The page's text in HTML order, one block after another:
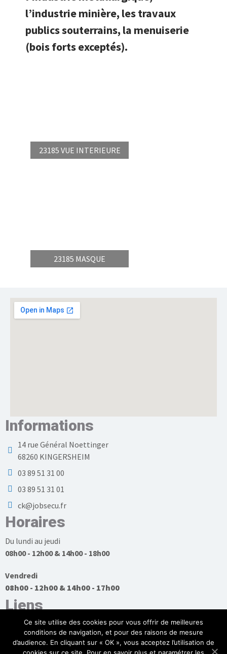
l’industrie minière, les travaux
publics souterrains, la menuiserie
(bois forts exceptés).
23185 VUE INTERIEURE
23185 MASQUE
Informations
14 rue Général Noettinger
68260 KINGERSHEIM
03 89 51 31 00
03 89 51 31 01
ck@jobsecu.fr
Horaires
Du lundi au jeudi
08h00 - 12h00 & 14h00 - 18h00
Vendredi
08h00 - 12h00 & 14h00 - 17h00
Liens
Ce site utilise des cookies pour vous offrir de meilleures
conditions de navigation, et pour des raisons de mesure
d’audience. En cliquant sur « OK », vous acceptez l’utilisation de